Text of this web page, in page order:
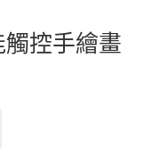
控手繪畫